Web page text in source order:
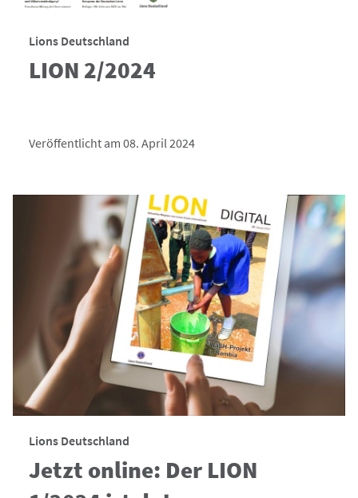
Lions Deutschland
LION 2/2024
Veröffentlicht am 08. April 2024
Lions Deutschland
Jetzt online: Der LION